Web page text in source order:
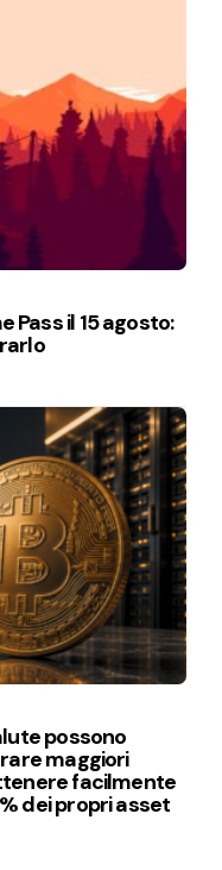
Pass il 15 agosto:
possono
maggiori
facilmente
dei propri asset